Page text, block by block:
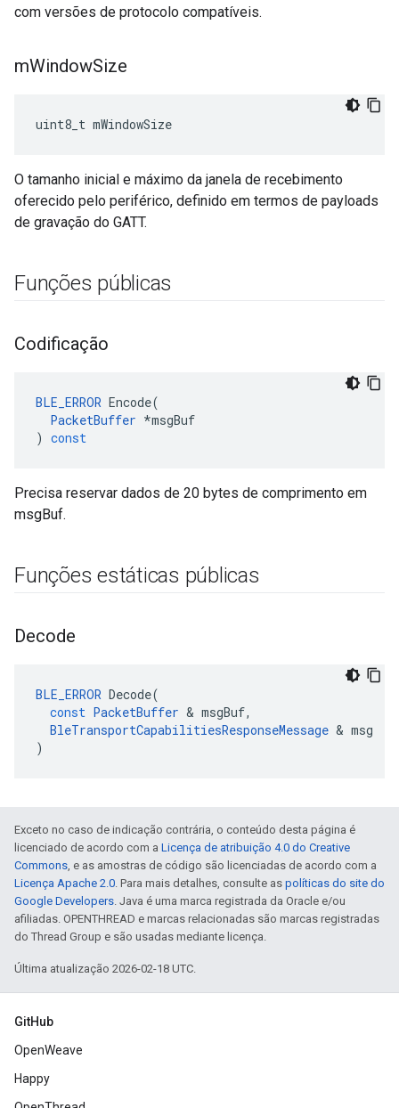
com versões de protocolo compatíveis.
mWindowSize
uint8_t mWindowSize
O tamanho inicial e máximo da janela de recebimento
oferecido pelo periférico, definido em termos de payloads
de gravação do GATT.
Funções públicas
Codificação
BLE_ERROR Encode(
PacketBuffer *msgBuf
) const
Precisa reservar dados de 20 bytes de comprimento em
msgBuf.
Funções estáticas públicas
Decode
BLE_ERROR Decode(
const PacketBuffer & msgBuf,
BleTransportCapabilitiesResponseMessage & msg
)
Exceto no caso de indicação contrária, o conteúdo desta página é
licenciado de acordo com a Licença de atribuição 4.0 do Creative
Commons, e as amostras de código são licenciadas de acordo com a
Licença Apache 2.0. Para mais detalhes, consulte as políticas do site do
Google Developers. Java é uma marca registrada da Oracle e/ou
afiliadas. OPENTHREAD e marcas relacionadas são marcas registradas
do Thread Group e são usadas mediante licença.
Última atualização 2026-02-18 UTC.
GitHub
OpenWeave
Happy